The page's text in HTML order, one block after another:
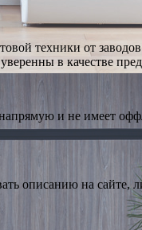
техники от
в качестве
и не имеет
описанию на сайте,